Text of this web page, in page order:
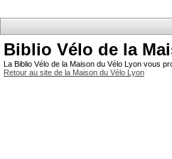
Biblio Vélo de la
La Biblio Vélo de la Maison du Vélo Lyon vous
Retour au site de la Maison du Vélo Lyon